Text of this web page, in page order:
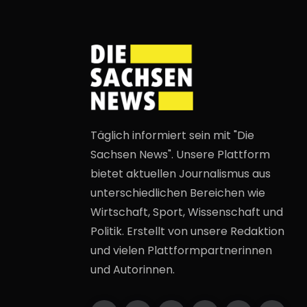
Täglich informiert sein mit "Die
Sachsen News". Unsere Plattform
bietet aktuellen Journalismus aus
unterschiedlichen Bereichen wie
Wirtschaft, Sport, Wissenschaft und
Politik. Erstellt von unsere Redaktion
und vielen Plattformpartnerinnen
und Autorinnen.